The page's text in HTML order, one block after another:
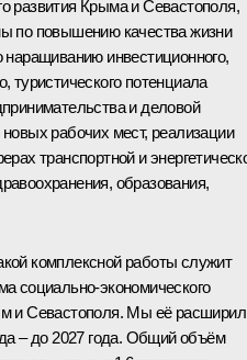
развития Крыма и Севастополя,
по повышению качества жизни
инвестиционного,
туристического потенциала
и деловой
рабочих мест, реализации
транспортной и
образования,
комплексной работы служит
социально-экономического
и Севастополя. Мы её
– до 2027 года. Общий объём